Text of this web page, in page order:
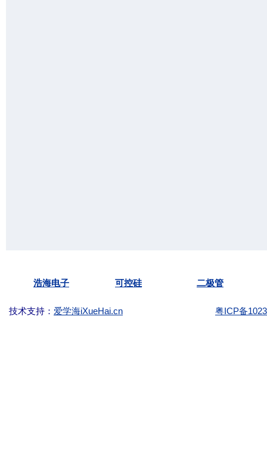
浩海电子
可控硅 二极管
技术支持： 爱学海iXueHai.cn 粤ICP备